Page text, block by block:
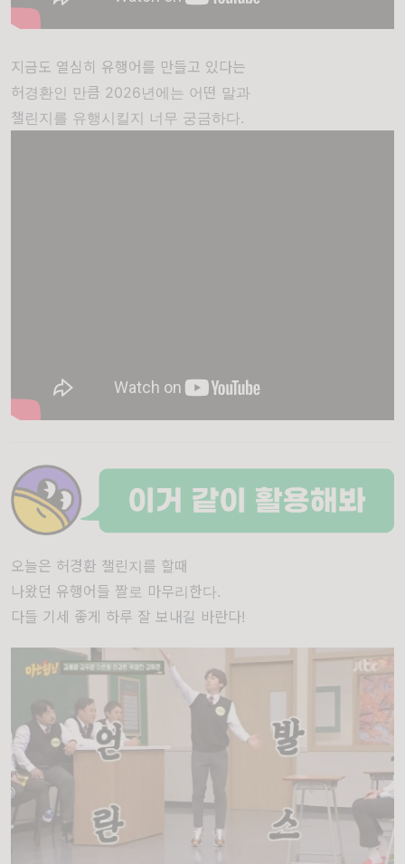
지금도 열심히 유행어를 만들고 있다는
허경환인 만큼 2026년에는 어떤 말과
챌린지를 유행시킬지 너무 궁금하다.
오늘은 허경환 챌린지를 할때
나왔던 유행어들 짤로 마무리한다.
다들 기세 좋게 하루 잘 보내길 바란다!